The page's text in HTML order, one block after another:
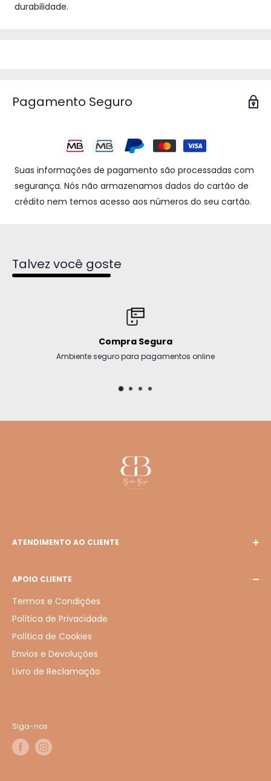
durabilidade.
Pagamento Seguro
Suas informações de pagamento são processadas com
segurança. Nós não armazenamos dados do cartão de
crédito nem temos acesso aos números do seu cartão.
Talvez você goste
Compra Segura
Ambiente seguro para pagamentos online
ATENDIMENTO AO CLIENTE
APOIO CLIENTE
Termos e Condições
Política de Privacidade
Política de Cookies
Envios e Devoluções
Livro de Reclamação
Siga-nos